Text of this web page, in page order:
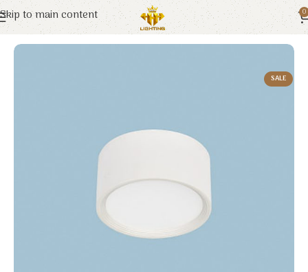
Skip to main content 0
Trang chủ Euroto Đèn LED
SALE